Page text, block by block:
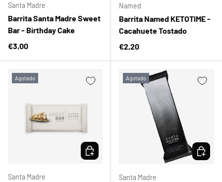
Santa Madre
Barrita Santa Madre Sweet
Bar - Birthday Cake
Precio normal
€3,00
Named
Barrita Named KETOTIME -
Cacahuete Tostado
Precio normal
€2,20
Agotado
Santa Madre
ELEGIR OPCIONES
Agotado
Santa Madre
ELEGIR